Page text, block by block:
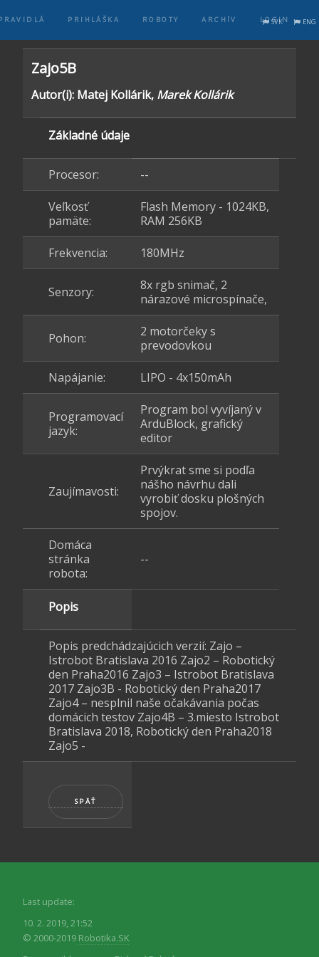
PRIHLÁŠKA ROBOTY ARCHÍV LOGIN
SVK ENG
Zajo5B
Autor(i): Matej Kollárik, Marek Kollárik
Základné údaje
Procesor: --
Veľkosť
pamäte:
Flash Memory - 1024KB,
RAM 256KB
Frekvencia: 180MHz
Senzory:
8x rgb snimač, 2
nárazové microspínače,
Pohon:
2 motorčeky s
prevodovkou
Napájanie: LIPO - 4x150mAh
Programovací
jazyk:
Program bol vyvíjaný v
ArduBlock, grafický
editor
Zaujímavosti:
Prvýkrat sme si podľa
nášho návrhu dali
vyrobiť dosku plošných
spojov.
Domáca
stránka
robota:
--
Popis
Popis predchádzajúcich verzií: Zajo –
Istrobot Bratislava 2016 Zajo2 – Robotický
den Praha2016 Zajo3 – Istrobot Bratislava
2017 Zajo3B - Robotický den Praha2017
Zajo4 – nesplnil naše očakávania počas
domácich testov Zajo4B – 3.miesto Istrobot
Bratislava 2018, Robotický den Praha2018
Zajo5 -
Last update:
10. 2. 2019, 21:52
© 2000-2019 Robotika.SK